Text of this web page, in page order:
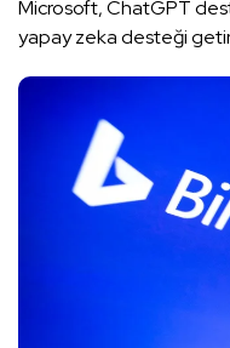
Microsoft, ChatGPT
yapay zeka desteği